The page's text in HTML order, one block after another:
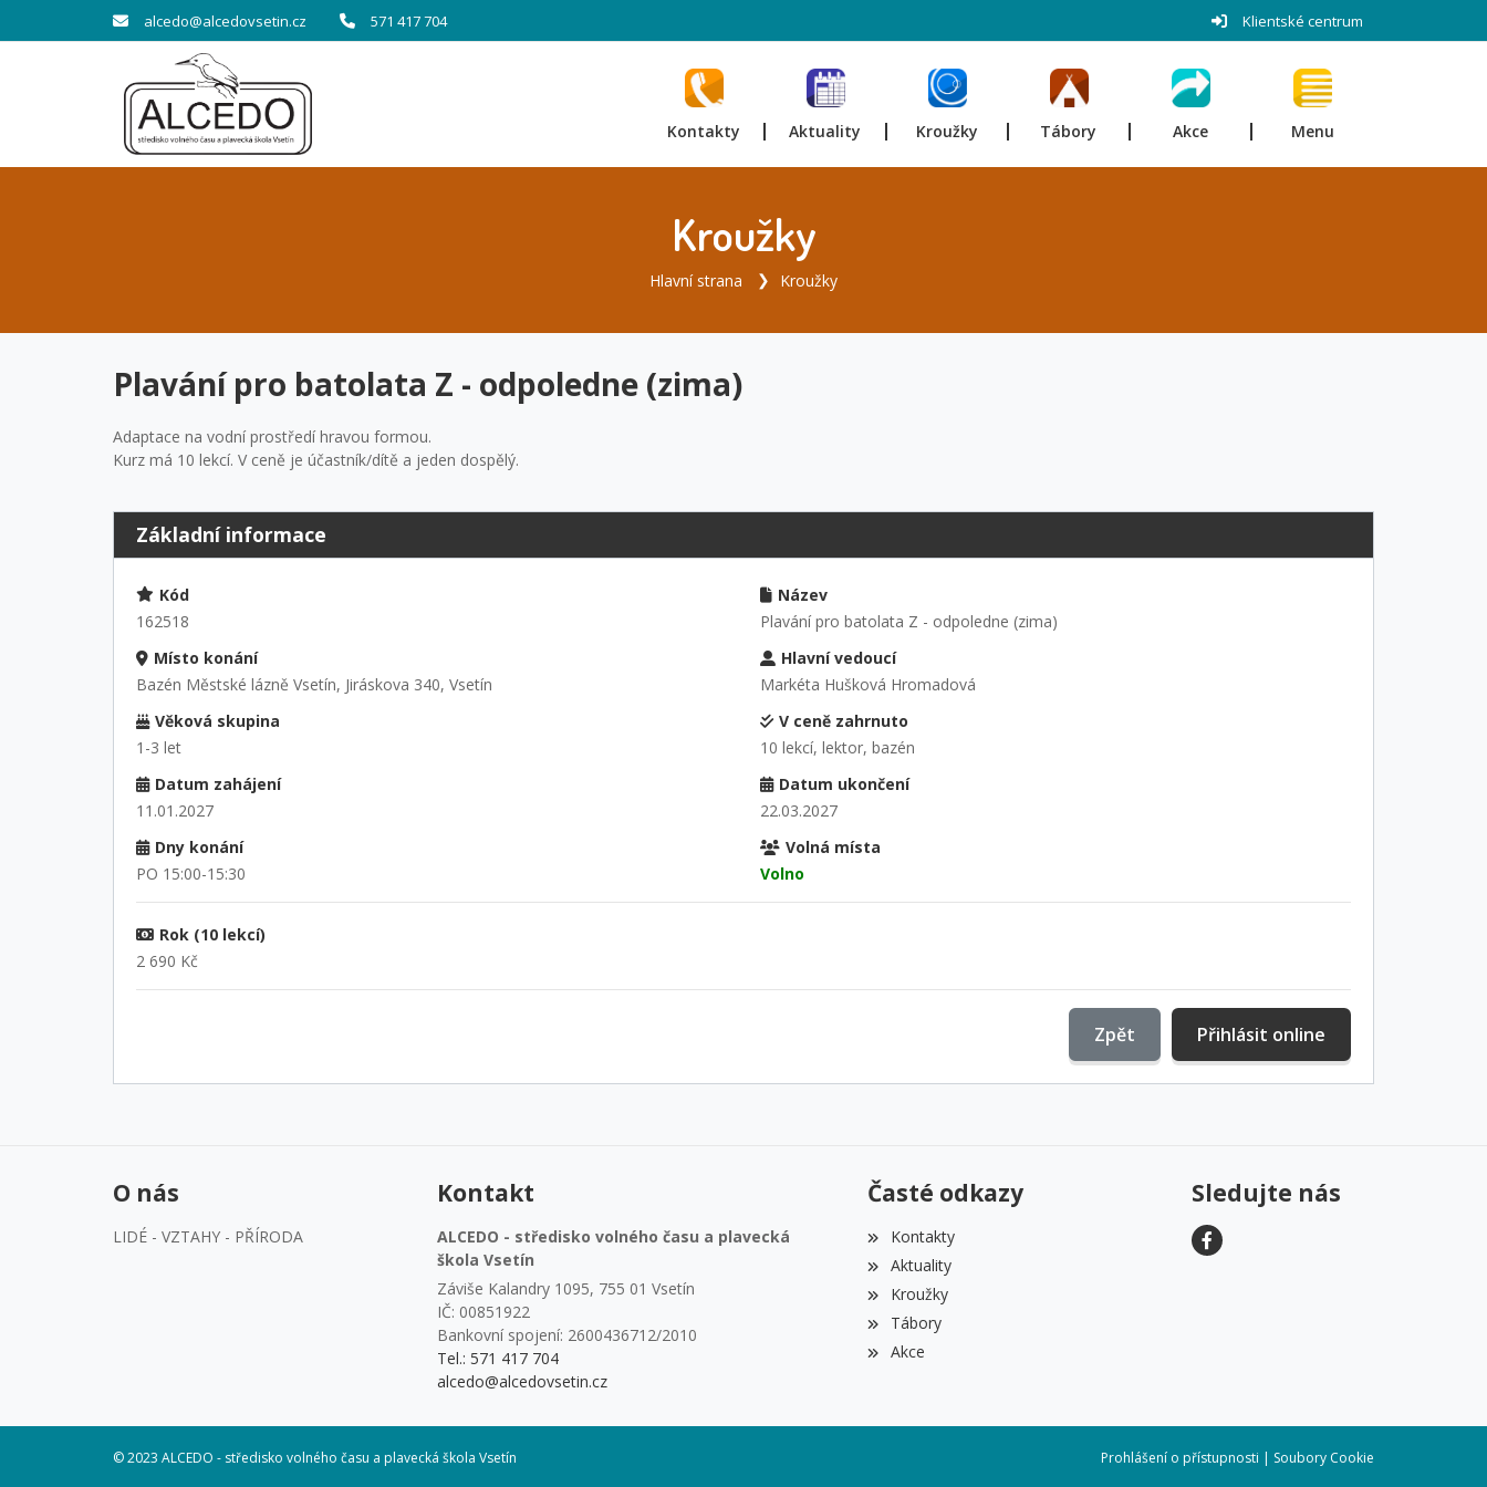
alcedo@alcedovsetin.cz 571 417 704 Klientské centrum
Kontakty Aktuality Kroužky Tábory Akce Menu
Kroužky
Hlavní strana Kroužky
Plavání pro batolata Z - odpoledne (zima)
Adaptace na vodní prostředí hravou formou.
Kurz má 10 lekcí. V ceně je účastník/dítě a jeden dospělý.
Základní informace
Kód
162518
Název
Plavání pro batolata Z - odpoledne (zima)
Místo konání
Bazén Městské lázně Vsetín, Jiráskova 340, Vsetín
Hlavní vedoucí
Markéta Hušková Hromadová
Věková skupina
1-3 let
V ceně zahrnuto
10 lekcí, lektor, bazén
Datum zahájení
11.01.2027
Datum ukončení
22.03.2027
Dny konání
PO 15:00-15:30
Volná místa
Volno
Rok (10 lekcí)
2 690 Kč
Přihlásit online
Zpět
O nás
LIDÉ - VZTAHY - PŘÍRODA
Kontakt
ALCEDO - středisko volného času a plavecká
škola Vsetín
Záviše Kalandry 1095, 755 01 Vsetín
IČ: 00851922
Bankovní spojení: 2600436712/2010
Tel.: 571 417 704
alcedo@alcedovsetin.cz
Časté odkazy
Kontakty
Aktuality
Kroužky
Tábory
Akce
Sledujte nás
© 2023 ALCEDO - středisko volného času a plavecká škola Vsetín Prohlášení o přístupnosti | Soubory Cookie